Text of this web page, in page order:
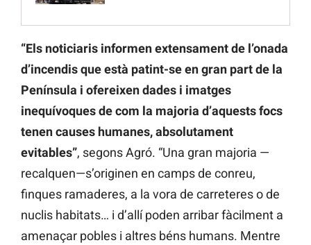
“Els noticiaris informen extensament de l’onada
d’incendis que està patint-se en gran part de la
Península i ofereixen dades i imatges
inequívoques de com la majoria d’aquests focs
tenen causes humanes, absolutament
evitables”, segons Agró. “Una gran majoria —
recalquen—s’originen en camps de conreu,
finques ramaderes, a la vora de carreteres o de
nuclis habitats… i d’allí poden arribar fàcilment a
amenaçar pobles i altres béns humans. Mentre